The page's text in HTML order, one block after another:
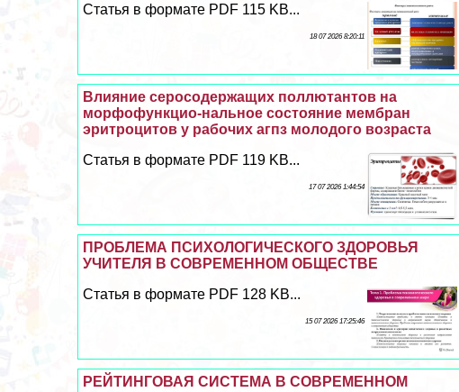
Статья в формате PDF 115 KB...
18 07 2026 8:20:11
Влияние серосодержащих поллютантов на
морфофункцио-нальное состояние мембран
эритроцитов у рабочих агпз молодого возраста
Статья в формате PDF 119 KB...
17 07 2026 1:44:54
ПРОБЛЕМА ПСИХОЛОГИЧЕСКОГО ЗДОРОВЬЯ
УЧИТЕЛЯ В СОВРЕМЕННОМ ОБЩЕСТВЕ
Статья в формате PDF 128 KB...
15 07 2026 17:25:46
РЕЙТИНГОВАЯ СИСТЕМА В СОВРЕМЕННОМ